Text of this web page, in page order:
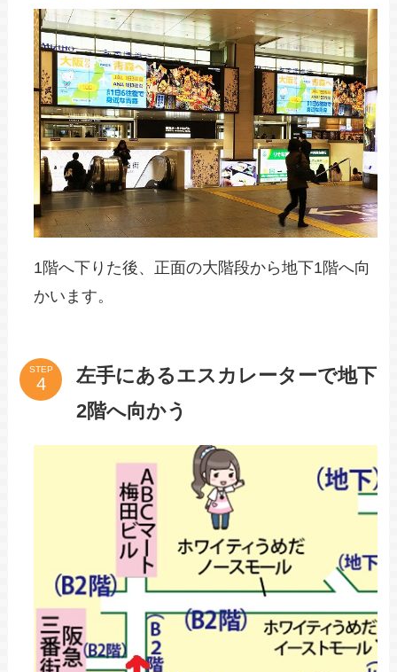
1階へ下りた後、正面の大階段から地下1階へ向
かいます。
STEP
左手にあるエスカレーターで地下
2階へ向かう